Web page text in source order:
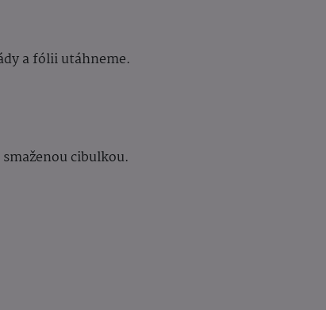
a fólii utáhneme.
cibulkou.